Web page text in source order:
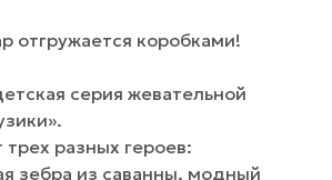
отгружается коробками!
серия жевательной
разных героев:
зебра из саванны, модный